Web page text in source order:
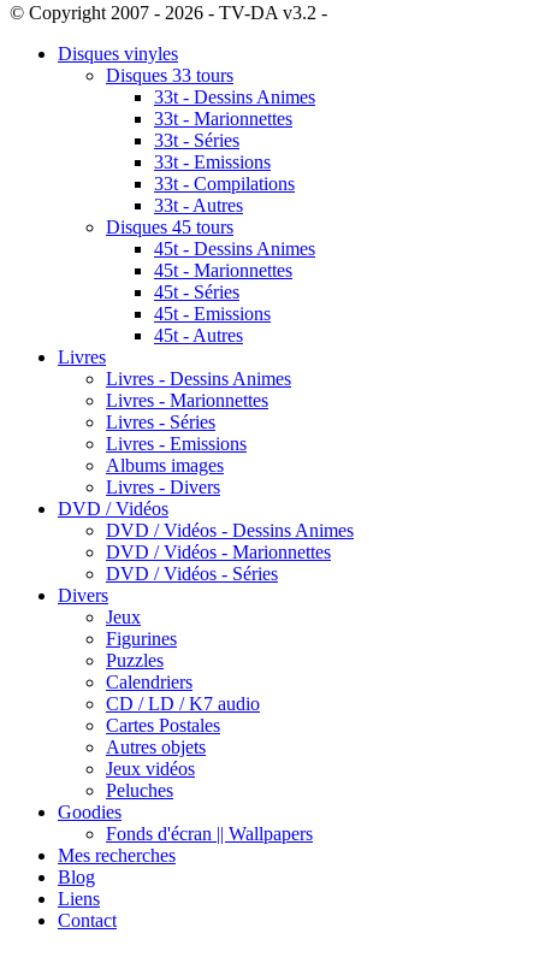
© Copyright 2007 - 2026 - TV-DA v3.2 -
Disques vinyles
Disques 33 tours
33t - Dessins Animes
33t - Marionnettes
33t - Séries
33t - Emissions
33t - Compilations
33t - Autres
Disques 45 tours
45t - Dessins Animes
45t - Marionnettes
45t - Séries
45t - Emissions
45t - Autres
Livres
Livres - Dessins Animes
Livres - Marionnettes
Livres - Séries
Livres - Emissions
Albums images
Livres - Divers
DVD / Vidéos
DVD / Vidéos - Dessins Animes
DVD / Vidéos - Marionnettes
DVD / Vidéos - Séries
Divers
Jeux
Figurines
Puzzles
Calendriers
CD / LD / K7 audio
Cartes Postales
Autres objets
Jeux vidéos
Peluches
Goodies
Fonds d'écran || Wallpapers
Mes recherches
Blog
Liens
Contact